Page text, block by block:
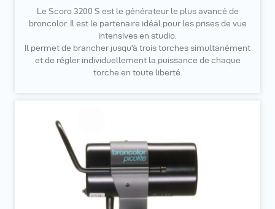
Le Scoro 3200 S est le générateur le plus avancé de
broncolor. Il est le partenaire idéal pour les prises de vue
intensives en studio.
Il permet de brancher jusqu'à trois torches simultanément
et de régler individuellement la puissance de chaque
torche en toute liberté.